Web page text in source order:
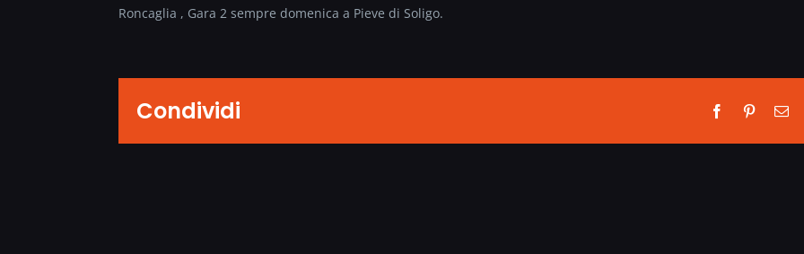
Roncaglia , Gara 2 sempre domenica a Pieve di Soligo.
Condividi Facebook
Pinterest